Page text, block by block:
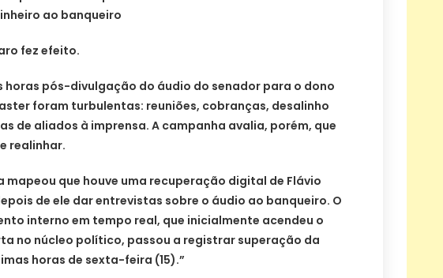
ao banqueiro
fez efeito.
horas pós-divulgação do áudio do senador para o dono
foram turbulentas: reuniões, cobranças, desalinho
de aliados à imprensa. A campanha avalia, porém, que
realinhar.
mapeou que houve uma recuperação digital de Flávio
de ele dar entrevistas sobre o áudio ao banqueiro. O
interno em tempo real, que inicialmente acendeu o
no núcleo político, passou a registrar superação da
horas de sexta-feira (15).”